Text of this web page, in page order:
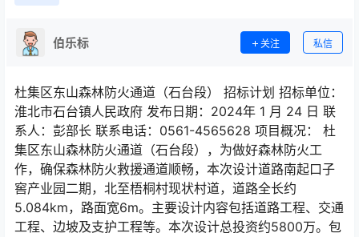
伯乐标 关注 私信
杜集区东山森林防火通道（石台段） 招标计划 招标单位：
淮北市石台镇人民政府 发布日期：2024年 1 月 24 日 联
系人：彭部长 联系电话：0561-4565628 项目概况： 杜
集区东山森林防火通道（石台段），为做好森林防火工
作，确保森林防火救援通道顺畅，本次设计道路南起口子
窖产业园二期，北至梧桐村现状村道，道路全长约
5.084km，路面宽6m。主要设计内容包括道路工程、交通
工程、边坡及支护工程等。本次设计总投资约5800万。包